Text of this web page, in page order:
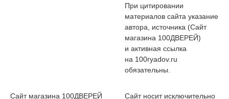
При цитировании
материалов сайта указание
автора, источника (Сайт
магазина 100ДВЕРЕЙ)
и активная ссылка
на 100ryadov.ru
обязательны.
Сайт магазина 100ДВЕРЕЙ
Сайт носит исключительно